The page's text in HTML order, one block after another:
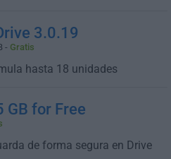
3.0.19
- Gratis
hasta 18 unidades
GB for Free
de forma segura en Drive